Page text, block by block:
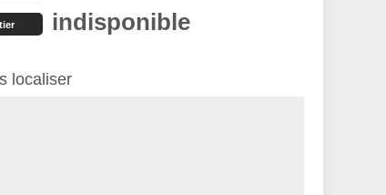
indisponible
localiser